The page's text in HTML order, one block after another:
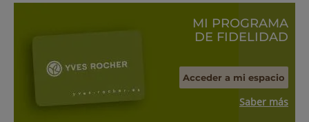
MI PROGRAMA
DE FIDELIDAD
Acceder a mi espacio
Saber más